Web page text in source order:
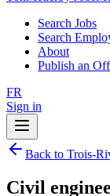
Search Jobs
Search
About
Publish an
FR
Sign in
Back to Trois-
Civil